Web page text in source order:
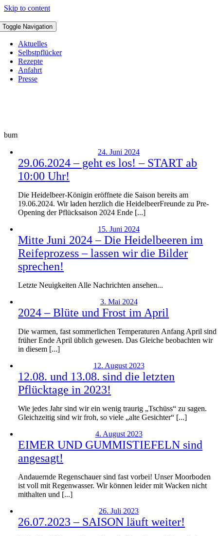
Skip to content
Toggle Navigation
Aktuelles
Selbstpflücker
Rezepte
Anfahrt
Presse
bum
24. Juni 2024
29.06.2024 – geht es los! – START ab
10:00 Uhr!
Die Heidelbeer-Königin eröffnete die Saison bereits am
19.06.2024. Wir laden herzlich die HeidelbeerFreunde zu Pre-
Opening der Pflücksaison 2024 Ende [...]
15. Juni 2024
Mitte Juni 2024 – Die Heidelbeeren im
Reifeprozess – lassen wir die Bilder
sprechen!
Letzte Neuigkeiten Alle Nachrichten ansehen...
3. Mai 2024
2024 – Blüte und Frost im April
Die warmen, fast sommerlichen Temperaturen Anfang April sind
früher Ende April üblich gewesen. Das Gleiche beobachten wir
in diesem [...]
12. August 2023
12.08. und 13.08. sind die letzten
Pflücktage in 2023!
Wie jedes Jahr sind wir ein wenig traurig „Tschüss“ zu sagen.
Gleichzeitig sind wir froh, so viele „alte Gesichter“ [...]
4. August 2023
EIMER UND GUMMISTIEFELN sind
angesagt!
Andauernde Regenschauer sind fast vorbei! Unser Moorboden
ist voll mit Regenwasser. Wir können leider mit Wacken nicht
mithalten und [...]
26. Juli 2023
26.07.2023 – SAISON läuft weiter!